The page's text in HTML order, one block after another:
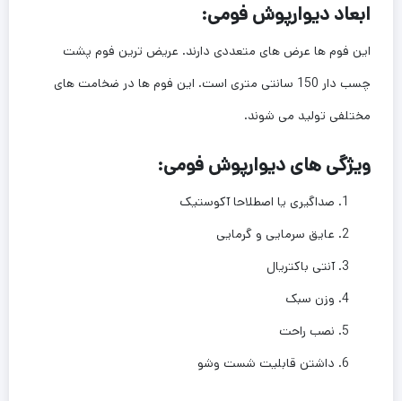
ابعاد دیوارپوش فومی:
این فوم ها عرض های متعددی دارند. عریض ترین فوم پشت
چسب دار 150 سانتی متری است. این فوم ها در ضخامت های
مختلفی تولید می شوند.
ویژگی های دیوارپوش فومی:
صداگیری یا اصطلاحا آکوستیک
عایق سرمایی و گرمایی
آنتی باکتریال
وزن سبک
نصب راحت
داشتن قابلیت شست وشو